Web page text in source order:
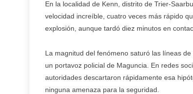
En la localidad de Kenn, distrito de Trier-
velocidad increíble, cuatro veces más rápido
explosión, aunque tardó diez minutos en
La magnitud del fenómeno saturó las líneas
un portavoz policial de Maguncia. En redes
autoridades descartaron rápidamente esa
ninguna amenaza para la seguridad.